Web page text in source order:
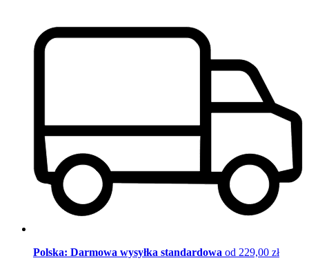
Polska: Darmowa wysyłka standardowa od 229,00 zł